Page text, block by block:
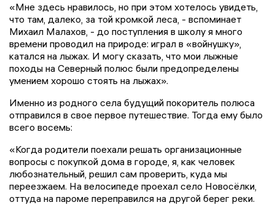
«Мне здесь нравилось, но при этом хотелось увидеть,
что там, далеко, за той кромкой леса, - вспоминает
Михаил Малахов, - до поступления в школу я много
времени проводил на природе: играл в «войнушку»,
катался на лыжах. И могу сказать, что мои лыжные
походы на Северный полюс были предопределены
умением хорошо стоять на лыжах».
Именно из родного села будущий покоритель полюса
отправился в свое первое путешествие. Тогда ему было
всего восемь:
«Когда родители поехали решать организационные
вопросы с покупкой дома в городе, я, как человек
любознательный, решил сам проверить, куда мы
переезжаем. На велосипеде проехал село Новосёлки,
оттуда на пароме переправился на другой берег реки.